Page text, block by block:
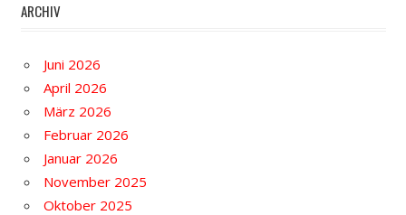
ARCHIV
Juni 2026
April 2026
März 2026
Februar 2026
Januar 2026
November 2025
Oktober 2025